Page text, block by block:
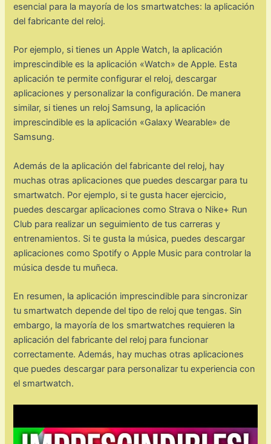
esencial para la mayoría de los smartwatches: la aplicación
del fabricante del reloj.
Por ejemplo, si tienes un Apple Watch, la aplicación
imprescindible es la aplicación «Watch» de Apple. Esta
aplicación te permite configurar el reloj, descargar
aplicaciones y personalizar la configuración. De manera
similar, si tienes un reloj Samsung, la aplicación
imprescindible es la aplicación «Galaxy Wearable» de
Samsung.
Además de la aplicación del fabricante del reloj, hay
muchas otras aplicaciones que puedes descargar para tu
smartwatch. Por ejemplo, si te gusta hacer ejercicio,
puedes descargar aplicaciones como Strava o Nike+ Run
Club para realizar un seguimiento de tus carreras y
entrenamientos. Si te gusta la música, puedes descargar
aplicaciones como Spotify o Apple Music para controlar la
música desde tu muñeca.
En resumen, la aplicación imprescindible para sincronizar
tu smartwatch depende del tipo de reloj que tengas. Sin
embargo, la mayoría de los smartwatches requieren la
aplicación del fabricante del reloj para funcionar
correctamente. Además, hay muchas otras aplicaciones
que puedes descargar para personalizar tu experiencia con
el smartwatch.